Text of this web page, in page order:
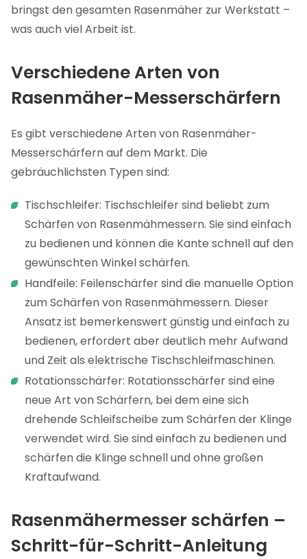
bringst den gesamten Rasenmäher zur Werkstatt –
was auch viel Arbeit ist.
Verschiedene Arten von
Rasenmäher-Messerschärfern
Es gibt verschiedene Arten von Rasenmäher-
Messerschärfern auf dem Markt. Die
gebräuchlichsten Typen sind:
Tischschleifer: Tischschleifer sind beliebt zum
Schärfen von Rasenmähmessern. Sie sind einfach
zu bedienen und können die Kante schnell auf den
gewünschten Winkel schärfen.
Handfeile: Feilenschärfer sind die manuelle Option
zum Schärfen von Rasenmähmessern. Dieser
Ansatz ist bemerkenswert günstig und einfach zu
bedienen, erfordert aber deutlich mehr Aufwand
und Zeit als elektrische Tischschleifmaschinen.
Rotationsschärfer: Rotationsschärfer sind eine
neue Art von Schärfern, bei dem eine sich
drehende Schleifscheibe zum Schärfen der Klinge
verwendet wird. Sie sind einfach zu bedienen und
schärfen die Klinge schnell und ohne großen
Kraftaufwand.
Rasenmähermesser schärfen –
Schritt-für-Schritt-Anleitung